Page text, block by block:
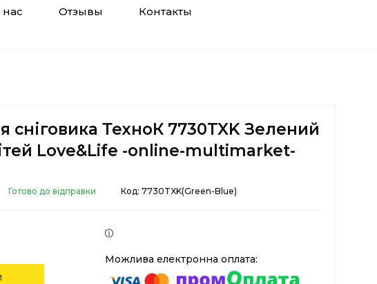
Отзывы Контакты
сніговика ТехноК 7730TXK Зелений
Love&Life -online-multimarket-
Готово до відправки Код: 7730TXK(Green-Blue)